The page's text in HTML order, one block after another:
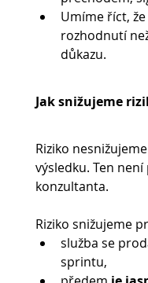
Umíme říct,
rozhodnutí
důkazu.
Jak snižujeme
Riziko
výsledku. Ten
konzultanta.
Riziko snižujeme
služba se
sprintu,